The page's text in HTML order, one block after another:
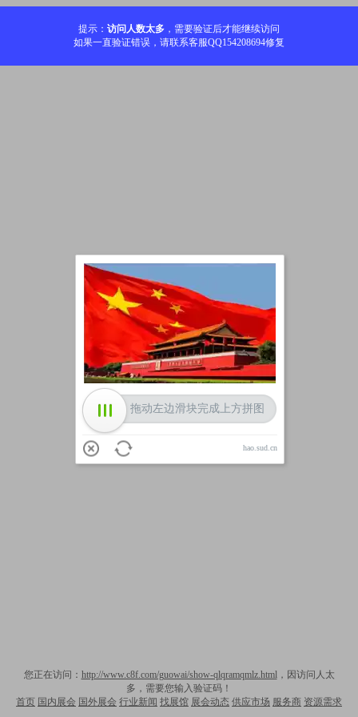
提示： 访问人数太多 ，需要验证后才能继续访问
如果一直验证错误，请联系客服QQ154208694修复
您正在访问： http://www.c8f.com/guowai/show-qlqramqmlz.html，因访问人太
多，需要您输入验证码！
首页 国内展会 国外展会 行业新闻 找展馆 展会动态 供应市场 服务商 资源需求
加载中
拖动左边滑块完成上方拼图
hao.sud.cn